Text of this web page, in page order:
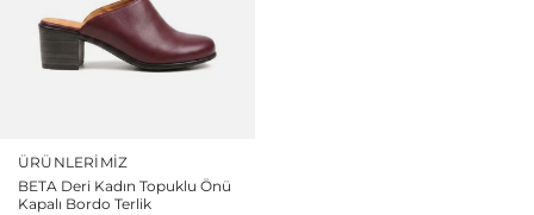
ÜRÜNLERIMIZ
BETA Deri Kadın Topuklu Önü
Kapalı Bordo Terlik